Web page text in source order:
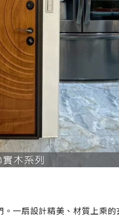
一扇設計精美、材質上乘